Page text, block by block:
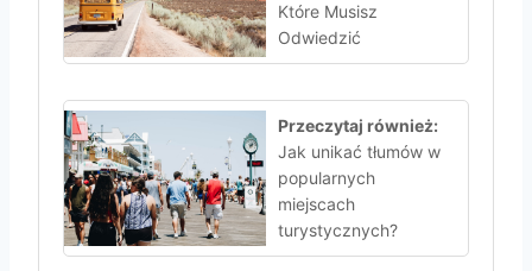
Które Musisz
Odwiedzić
Przeczytaj również:
Jak unikać tłumów w
popularnych
miejscach
turystycznych?